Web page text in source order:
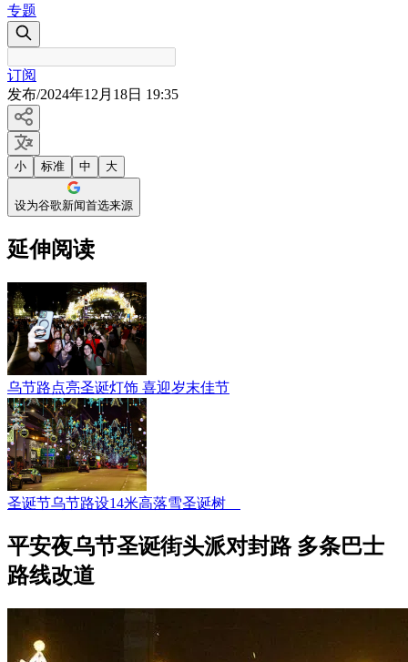
专题
订阅
发布/2024年12月18日 19:35
小 标准 中 大
设为谷歌新闻首选来源
延伸阅读
乌节路点亮圣诞灯饰 喜迎岁末佳节
圣诞节乌节路设14米高落雪圣诞树
平安夜乌节圣诞街头派对封路 多条巴士
路线改道